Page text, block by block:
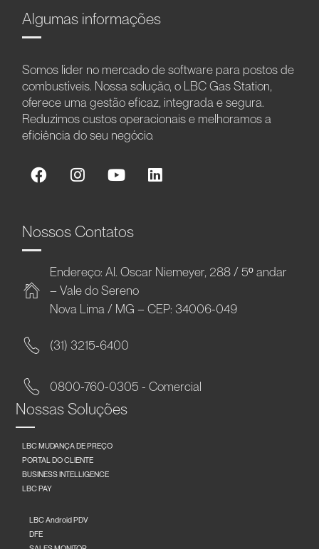
Algumas informações
Somos líder no mercado de software para postos de
combustíveis. Nossa solução, o LBC Gas Station,
oferece uma gestão eficaz, integrada e segura.
Reduzimos custos operacionais e melhoramos a
eficiência do seu negócio.
Nossos Contatos
Endereço: Al. Oscar Niemeyer, 288 / 5º andar
– Vale do Sereno
Nova Lima / MG – CEP: 34006-049
(31) 3215-6400
0800-760-0305 - Comercial
Nossas Soluções
LBC MUDANÇA DE PREÇO
PORTAL DO CLIENTE
BUSINESS INTELLIGENCE
LBC PAY
LBC Android PDV
DFE